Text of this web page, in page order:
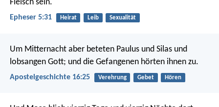
Fleisch sein.
Epheser 5:31 Heirat Leib Sexualität
Um Mitternacht aber beteten Paulus und Silas und
lobsangen Gott; und die Gefangenen hörten ihnen zu.
Apostelgeschichte 16:25 Verehrung Gebet Hören